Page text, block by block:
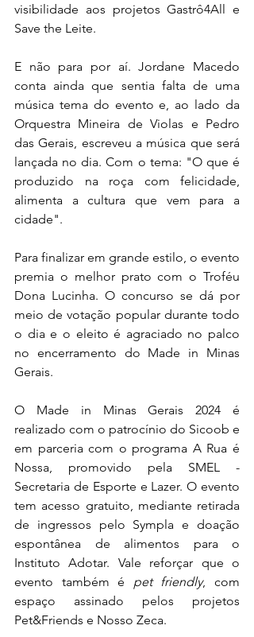
visibilidade aos projetos Gastrô4All e
Save the Leite.
E não para por aí. Jordane Macedo
conta ainda que sentia falta de uma
música tema do evento e, ao lado da
Orquestra Mineira de Violas e Pedro
das Gerais, escreveu a música que será
lançada no dia. Com o tema: "O que é
produzido na roça com felicidade,
alimenta a cultura que vem para a
cidade".
Para finalizar em grande estilo, o evento
premia o melhor prato com o Troféu
Dona Lucinha. O concurso se dá por
meio de votação popular durante todo
o dia e o eleito é agraciado no palco
no encerramento do Made in Minas
Gerais.
O Made in Minas Gerais 2024 é
realizado com o patrocínio do Sicoob e
em parceria com o programa A Rua é
Nossa, promovido pela SMEL -
Secretaria de Esporte e Lazer. O evento
tem acesso gratuito , mediante retirada
de ingressos pelo Sympla e doação
espontânea de alimentos para o
Instituto Adotar. Vale reforçar que o
evento também é pet friendly, com
espaço assinado pelos projetos
Pet&Friends e Nosso Zeca.